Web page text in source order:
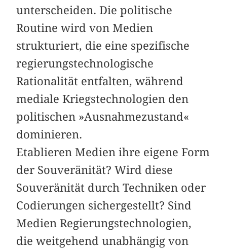
unterscheiden. Die politische
Routine wird von Medien
strukturiert, die eine spezifische
regierungstechnologische
Rationalität entfalten, während
mediale Kriegstechnologien den
politischen »Ausnahmezustand«
dominieren.
Etablieren Medien ihre eigene Form
der Souveränität? Wird diese
Souveränität durch Techniken oder
Codierungen sichergestellt? Sind
Medien Regierungstechnologien,
die weitgehend unabhängig von